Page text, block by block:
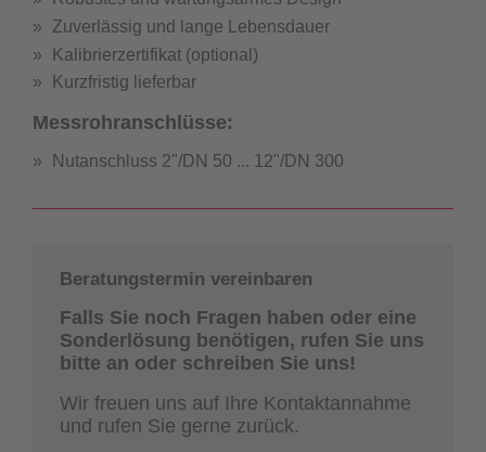
Zuverlässig und lange Lebensdauer
Kalibrierzertifikat (optional)
Kurzfristig lieferbar
Messrohranschlüsse:
Nutanschluss 2"/DN 50 ... 12"/DN 300
Beratungstermin vereinbaren
Falls Sie noch Fragen haben oder eine
Sonderlösung benötigen, rufen Sie uns
bitte an oder schreiben Sie uns!
Wir freuen uns auf Ihre Kontaktannahme
und rufen Sie gerne zurück.